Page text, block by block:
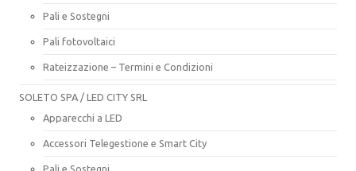
Pali e Sostegni
Pali fotovoltaici
Rateizzazione – Termini e Condizioni
SOLETO SPA / LED CITY SRL
Apparecchi a LED
Accessori Telegestione e Smart City
Pali e Sostegni